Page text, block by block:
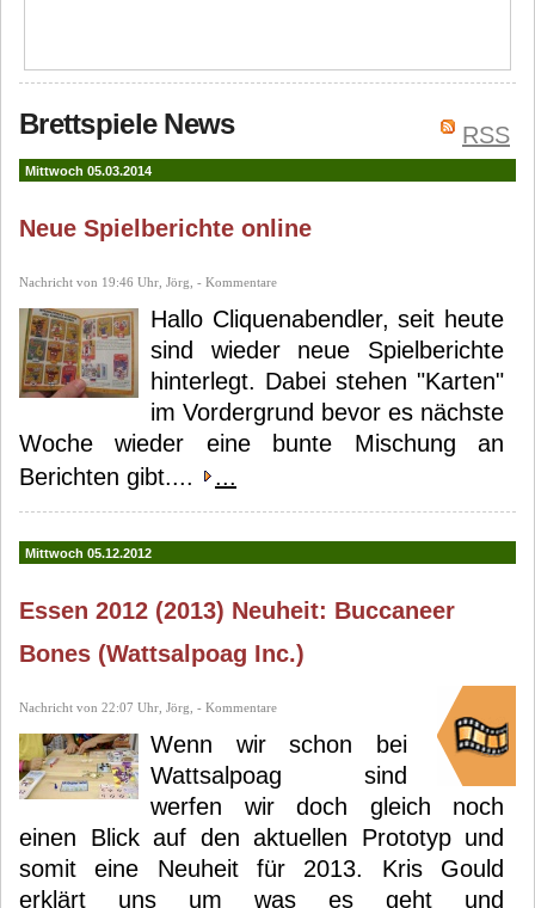
RSS
Brettspiele News
Mittwoch 05.03.2014
Neue Spielberichte online
Nachricht von 19:46 Uhr, Jörg, - Kommentare
Hallo Cliquenabendler, seit heute
sind wieder neue Spielberichte
hinterlegt. Dabei stehen "Karten"
im Vordergrund bevor es nächste
Woche wieder eine bunte Mischung an
Berichten gibt....
...
Mittwoch 05.12.2012
Essen 2012 (2013) Neuheit: Buccaneer
Bones (Wattsalpoag Inc.)
Nachricht von 22:07 Uhr, Jörg, - Kommentare
Wenn wir schon bei
Wattsalpoag sind
werfen wir doch gleich noch
einen Blick auf den aktuellen Prototyp und
somit eine Neuheit für 2013. Kris Gould
erklärt uns um was es geht und